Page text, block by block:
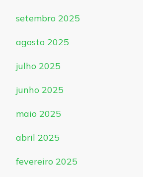
setembro 2025
agosto 2025
julho 2025
junho 2025
maio 2025
abril 2025
fevereiro 2025